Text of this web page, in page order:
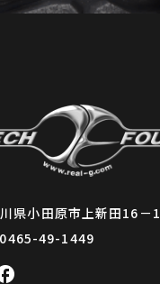
県小田原市上新田16－1
49-1449